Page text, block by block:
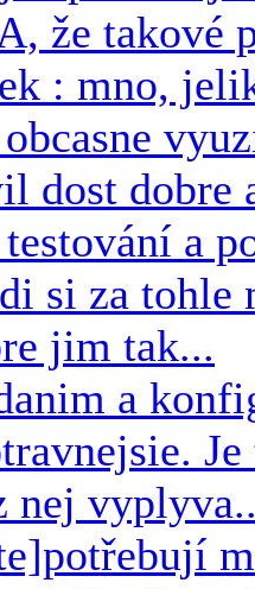
že takové
: mno,
dost dobre
a
si za tohle
jim tak...
a
nej